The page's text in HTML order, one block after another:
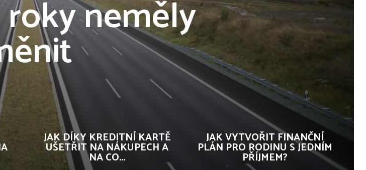
neměly
JAK DÍKY KREDITNÍ KARTĚ
UŠETŘIT NA NÁKUPECH A
NA CO...
JAK VYTVOŘIT FINANČNÍ
PLÁN PRO RODINU S JEDNÍM
PŘÍJMEM?